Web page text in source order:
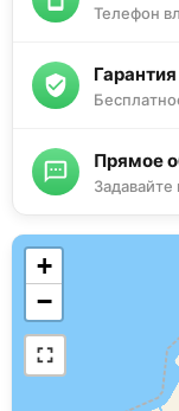
+
−
Телефон
Прямое